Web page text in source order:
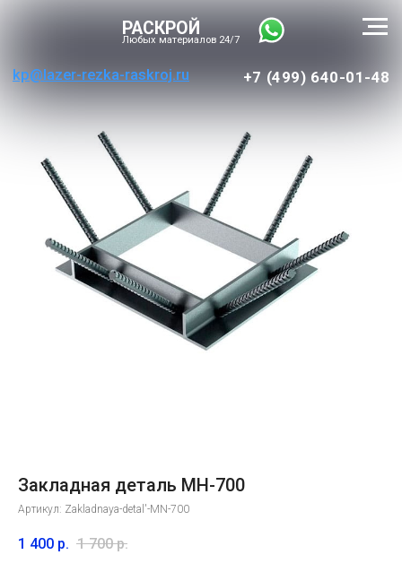
РАСКРОЙ
Любых материалов 24/7
Закладная деталь МН-700
Артикул: Zakladnaya-detal'-MN-700
1 400 р. 1 700 р.